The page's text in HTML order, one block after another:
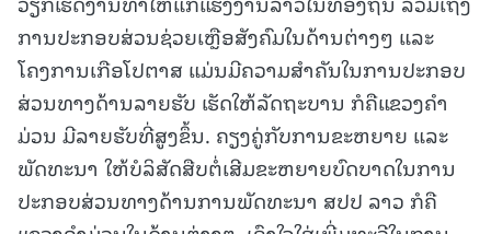
ການປະກອບສ່ວນຊ່ວຍເຫຼືອສັງຄົມໃນດ້ານຕ່າງໆ ແລະ
ໂຄງການເກືອໂປຕາສ ແມ່ນມີຄວາມສຳຄັນໃນການປະກອບ
ສ່ວນທາງດ້ານລາຍຮັບ ເຮັດໃຫ້ລັດຖະບານ ກໍຄືແຂວງຄໍາ
ມ່ວນ ມີລາຍຮັບທີ່ສູງຂຶ້ນ. ຄຽງຄູ່ກັບການຂະຫຍາຍ ແລະ
ພັດທະນາ ໃຫ້ບໍລິສັດສືບຕໍ່ເສີມຂະຫຍາຍບົດບາດໃນການ
ປະກອບສ່ວນທາງດ້ານການພັດທະນາ ສປປ ລາວ ກໍຄື